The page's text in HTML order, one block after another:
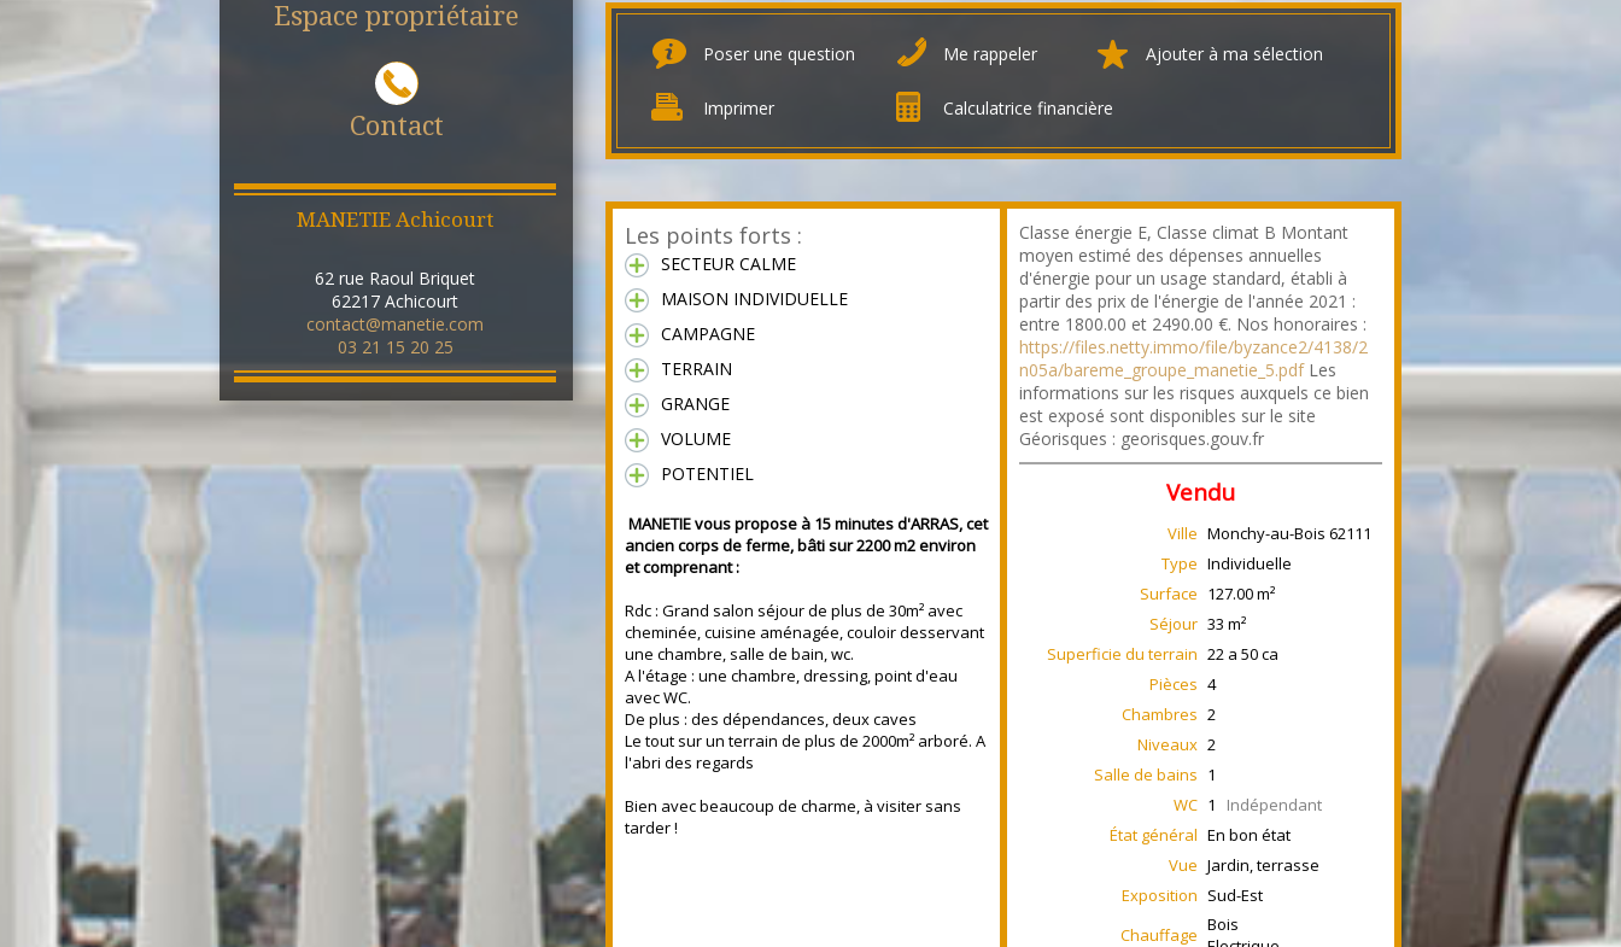
Espace propriétaire
Contact
MANETIE Achicourt
62 rue Raoul Briquet
62217 Achicourt
contact@manetie.com
03 21 15 20 25
Poser une question Me rappeler Ajouter à ma sélection
Imprimer Calculatrice financière
Les points forts :
SECTEUR CALME
MAISON INDIVIDUELLE
CAMPAGNE
TERRAIN
GRANGE
VOLUME
POTENTIEL
MANETIE vous propose à 15 minutes d'ARRAS, cet
ancien corps de ferme, bâti sur 2200 m2 environ
et comprenant:
Rdc : Grand salon séjour de plus de 30m² avec
cheminée, cuisine aménagée, couloir desservant
une chambre, salle de bain, wc.
A l'étage : une chambre, dressing, point d'eau
avec WC.
De plus : des dépendances, deux caves
Le tout sur un terrain de plus de 2000m² arboré. A
l'abri des regards
Bien avec beaucoup de charme, à visiter sans
tarder !
Classe énergie E, Classe climat B Montant
moyen estimé des dépenses annuelles
d'énergie pour un usage standard, établi à
partir des prix de l'énergie de l'année 2021 :
entre 1800.00 et 2490.00 €. Nos honoraires :
https://files.netty.immo/file/byzance2/4138/2
n05a/bareme_groupe_manetie_5.pdfLes
informations sur les risques auxquels ce bien
est exposé sont disponibles sur le site
Géorisques : georisques.gouv.fr
Vendu
Ville Monchy-au-Bois 62111
Type Individuelle
Surface 127.00m²
Séjour 33 m²
Superficie du terrain 22 a 50 ca
Pièces 4
Chambres 2
Niveaux 2
Salle de bains 1
WC 1 Indépendant
État général En bon état
Vue Jardin, terrasse
Exposition Sud-Est
Chauffage Bois